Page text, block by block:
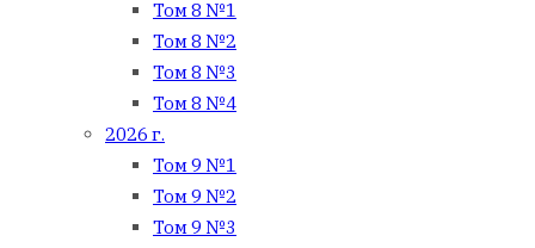
Том 8 №1
Том 8 №2
Том 8 №3
Том 8 №4
2026 г.
Том 9 №1
Том 9 №2
Том 9 №3